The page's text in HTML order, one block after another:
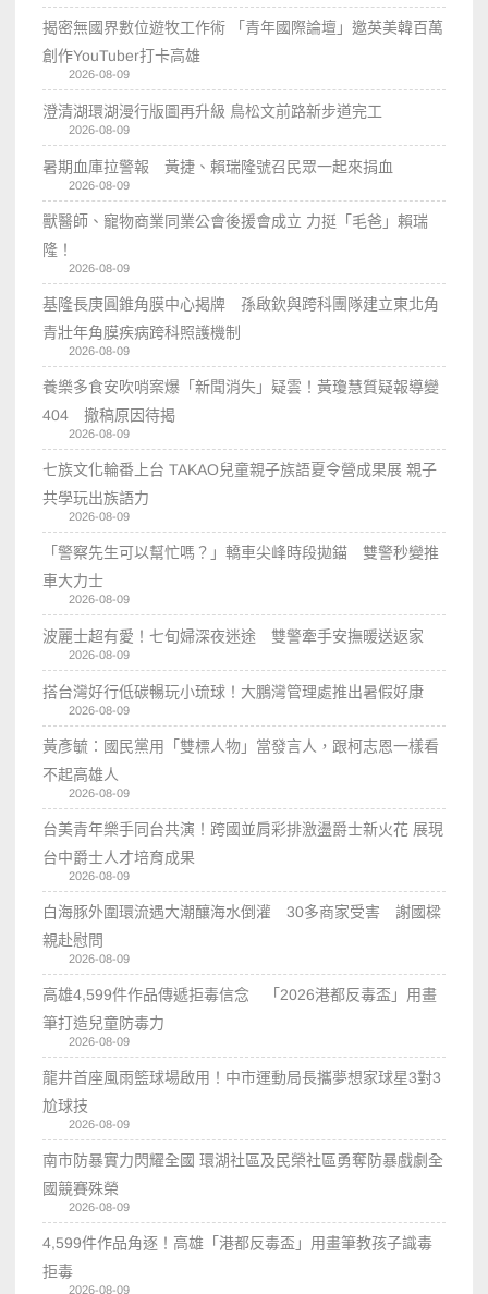
揭密無國界數位遊牧工作術 「青年國際論壇」邀英美韓百萬
創作YouTuber打卡高雄
2026-08-09
澄清湖環湖漫行版圖再升級 鳥松文前路新步道完工
2026-08-09
暑期血庫拉警報 黃捷、賴瑞隆號召民眾一起來捐血
2026-08-09
獸醫師、寵物商業同業公會後援會成立 力挺「毛爸」賴瑞
隆！
2026-08-09
基隆長庚圓錐角膜中心揭牌 孫啟欽與跨科團隊建立東北角
青壯年角膜疾病跨科照護機制
2026-08-09
養樂多食安吹哨案爆「新聞消失」疑雲！黃瓊慧質疑報導變
404 撤稿原因待揭
2026-08-09
七族文化輪番上台 TAKAO兒童親子族語夏令營成果展 親子
共學玩出族語力
2026-08-09
「警察先生可以幫忙嗎？」轎車尖峰時段拋錨 雙警秒變推
車大力士
2026-08-09
波麗士超有愛！七旬婦深夜迷途 雙警牽手安撫暖送返家
2026-08-09
搭台灣好行低碳暢玩小琉球！大鵬灣管理處推出暑假好康
2026-08-09
黃彥毓：國民黨用「雙標人物」當發言人，跟柯志恩一樣看
不起高雄人
2026-08-09
台美青年樂手同台共演！跨國並肩彩排激盪爵士新火花 展現
台中爵士人才培育成果
2026-08-09
白海豚外圍環流遇大潮釀海水倒灌 30多商家受害 謝國樑
親赴慰問
2026-08-09
高雄4,599件作品傳遞拒毒信念 「2026港都反毒盃」用畫
筆打造兒童防毒力
2026-08-09
龍井首座風雨籃球場啟用！中市運動局長攜夢想家球星3對3
尬球技
2026-08-09
南市防暴實力閃耀全國 環湖社區及民榮社區勇奪防暴戲劇全
國競賽殊榮
2026-08-09
4,599件作品角逐！高雄「港都反毒盃」用畫筆教孩子識毒
拒毒
2026-08-09